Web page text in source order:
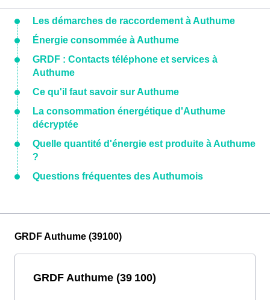
Les démarches de raccordement à Authume
Énergie consommée à Authume
GRDF : Contacts téléphone et services à
Authume
Ce qu'il faut savoir sur Authume
La consommation énergétique d'Authume
décryptée
Quelle quantité d'énergie est produite à Authume
?
Questions fréquentes des Authumois
GRDF Authume (39100)
GRDF Authume (39 100)